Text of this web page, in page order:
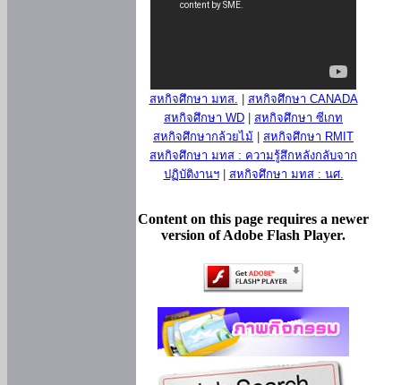
สหกิจศึกษา มทส.
สหกิจศึกษา CANADA
สหกิจศึกษา WD
สหกิจศึกษา ซีเกท
สหกิจศึกษากล้วยไม้
สหกิจศึกษา RMIT
สหกิจศึกษา มทส : ความรู้สึกหลังกลับจาก
ปฏิบัติงานฯ| สหกิจศึกษา มทส : นศ.
Content on this page requires a newer
version of Adobe Flash Player.